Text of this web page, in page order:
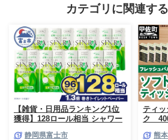
カテゴリに関連す
【雑貨・日用品ランキング1位
獲得】128ロール相当 シャワー
ー ダブル プレミアムシンラ 96
静岡県富士市
ティ
ク
ー 生
熊